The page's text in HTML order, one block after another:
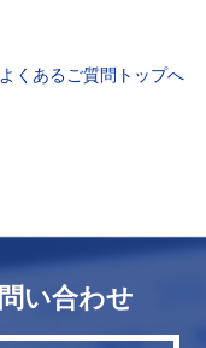
よくあるご質問トップへ
い合わせ